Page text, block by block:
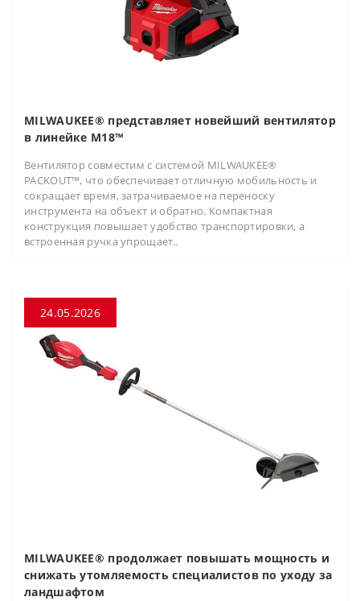
MILWAUKEE® представляет новейший вентилятор
в линейке M18™
Вентилятор совместим с системой MILWAUKEE®
PACKOUT™, что обеспечивает отличную мобильность и
сокращает время, затрачиваемое на переноску
инструмента на объект и обратно. Компактная
конструкция повышает удобство транспортировки, а
встроенная ручка упрощает..
24.05.2026
MILWAUKEE® продолжает повышать мощность и
снижать утомляемость специалистов по уходу за
ландшафтом